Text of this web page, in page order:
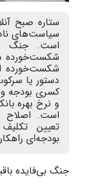
ستاره صبح
سیاست‌های
است. جنگ
شکست‌خورده
شکست‌خورده
دستور یا
کسری بودجه و
و نرخ بهره
است. اصلاح
تعیین
بودجه‌ای
جنگ بی‌فایده